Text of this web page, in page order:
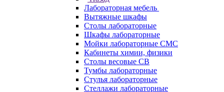
Лабораторная мебель
Вытяжные шкафы
Столы лабораторные
Шкафы лабораторные
Мойки лабораторные СМС
Кабинеты химии, физики
Столы весовые СВ
Тумбы лабораторные
Стулья лабораторные
Стеллажи лабораторные